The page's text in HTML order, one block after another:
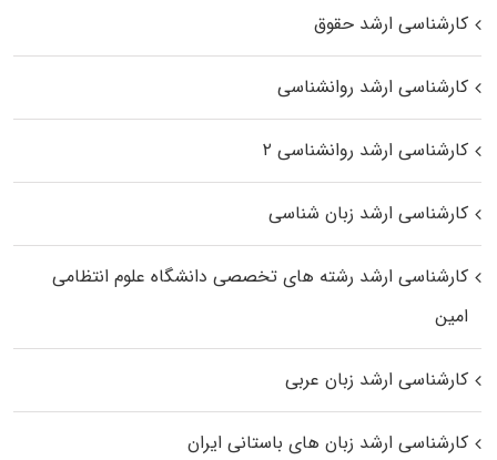
کارشناسی ارشد حقوق
کارشناسی ارشد روانشناسی
کارشناسی ارشد روانشناسی ۲
کارشناسی ارشد زبان شناسی
کارشناسی ارشد رﺷﺘﻪ ﻫﺎی تخصصی داﻧﺸﮕﺎه ﻋﻠﻮم انتظامی
اﻣﻴﻦ
کارشناسی ارشد زبان عربی
کارشناسی ارشد زبان‌ های باستانی ایران